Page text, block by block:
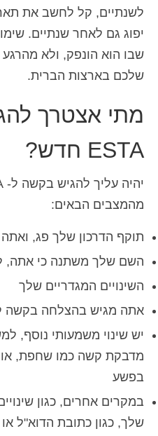
יפוג גם לאחר שנתיים.
שבו הוא הונפק, ולא
שלכם בארצות הברית.
מתי אצטרך
ESTA חדש?
מהמצבים הבאים:
תוקף הדרכון שלך פג,
השם שלך משתנה כי אתה,
השינויים המגדריים שלך
אתה מגיש בהצלחה בקשה
יש שינוי משמעותי נוסף,
מדבקת קשה כמו שחפת,
בפשע
במקרים אחרים, כגון
שלך, כגון כתובת הדוא"ל